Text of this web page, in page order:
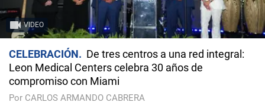
VIDEO
CELEBRACIÓN
De tres centros a una red integral:
Leon Medical Centers celebra 30 años de
compromiso con Miami
Por CARLOS ARMANDO CABRERA